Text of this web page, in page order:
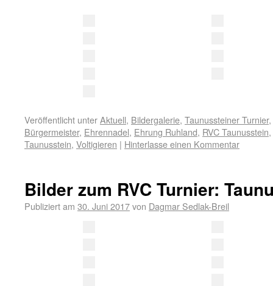
Veröffentlicht unterAktuell, Bildergalerie, Taunussteiner Turnier,
Bürgermeister, Ehrennadel, Ehrung Ruhland, RVC Taunusstein,
Taunusstein, Voltigieren | Hinterlasse einen Kommentar
Bilder zum RVC Turnier:
Publiziert am 30. Juni 2017von Dagmar Sedlak-Breil